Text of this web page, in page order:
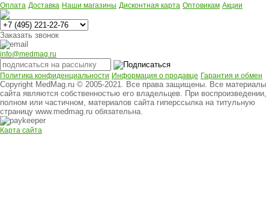
Оплата Доставка Наши магазины Дисконтная карта Оптовикам Акции
Заказать звонок
info@medmag.ru
Политика конфиденциальности Информация о продавце Гарантия и обмен
Copyright MedMag.ru © 2005-2021. Все права защищены. Все материалы
сайта являются собственностью его владельцев. При воспроизведении,
полном или частичном, материалов сайта гиперссылка на титульную
страницу www.medmag.ru обязательна.
Карта сайта